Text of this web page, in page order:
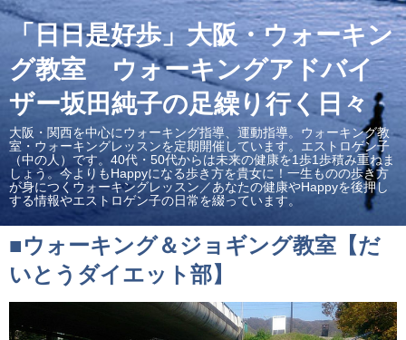
「日日是好歩」大阪・ウォーキン
グ教室 ウォーキングアドバイ
ザー坂田純子の足繰り行く日々
大阪・関西を中心にウォーキング指導、運動指導。ウォーキング教
室・ウォーキングレッスンを定期開催しています。エストロゲン子
（中の人）です。40代・50代からは未来の健康を1歩1歩積み重ねま
しょう。今よりもHappyになる歩き方を貴女に！一生ものの歩き方
が身につくウォーキングレッスン／あなたの健康やHappyを後押し
する情報やエストロゲン子の日常を綴っています。
■ウォーキング＆ジョギング教室【だ
いとうダイエット部】